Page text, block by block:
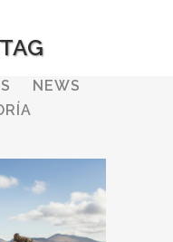
BULLETIN
NEWS